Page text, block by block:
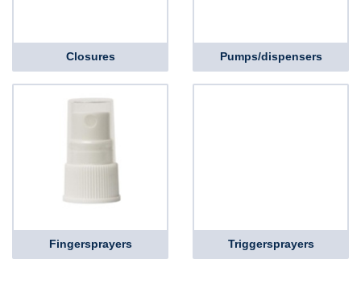
Closures Pumps/dispensers
Fingersprayers Triggersprayers